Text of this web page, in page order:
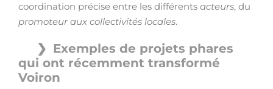
coordination précise entre les différents acteurs, du
promoteur aux collectivités locales.
Exemples de projets phares
qui ont récemment transformé
Voiron